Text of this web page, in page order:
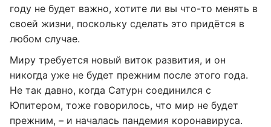
году не будет важно, хотите ли вы что-то менять в
своей жизни, поскольку сделать это придётся в
любом случае.
Миру требуется новый виток развития, и он
никогда уже не будет прежним после этого года.
Не так давно, когда Сатурн соединился с
Юпитером, тоже говорилось, что мир не будет
прежним, – и началась пандемия коронавируса.